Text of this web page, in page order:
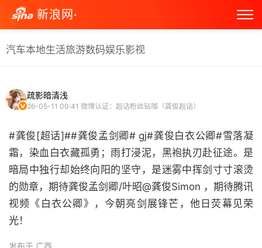
新浪网·
汽车本地生活旅游数码娱乐影视
疏影暗清浅
26-05-11 00:41 微博认证：超话粉丝钻咖（龚俊超话）
#龚俊[超话]##龚俊孟剑卿# gj#龚俊白衣公卿#雪落凝
霜，染血白衣藏孤勇；雨打浸泥，黑袍执刃赴征途。是
暗局中独行却始终向阳的坚守，是迷雾中挥剑寸寸滚烫
的勋章，期待龚俊孟剑卿/叶昭@龚俊Simon ，期待腾讯
视频《白衣公卿》，今朝亮剑展锋芒，他日荧幕见荣
光！ ​
发布于 广西